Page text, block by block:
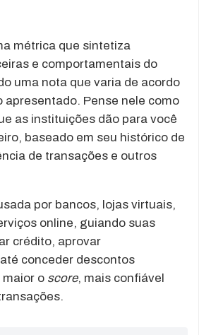
métrica que sintetiza
e comportamentais do
uma nota que varia de acordo
apresentado. Pense nele como
as instituições dão para você
baseado em seu histórico de
de transações e outros
por bancos, lojas virtuais,
online, guiando suas
crédito, aprovar
conceder descontos
o score, mais confiável